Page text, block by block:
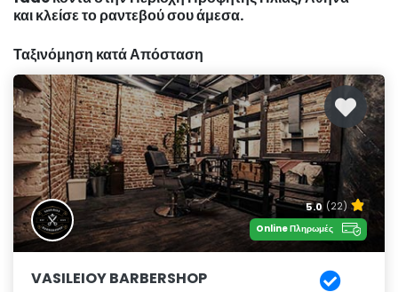
και κλείσε το ραντεβού σου άμεσα.
Ταξινόμηση κατά Απόσταση
5.0 (22)
Online Πληρωμές
VASILEIOY BARBERSHOP